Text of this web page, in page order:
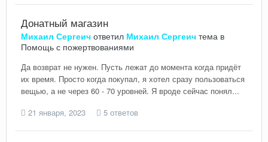
Донатный магазин
Михаил Сергеич ответил Михаил Сергеич тема в
Помощь с пожертвованиями
Да возврат не нужен. Пусть лежат до момента когда придёт
их время. Просто когда покупал, я хотел сразу пользоваться
вещью, а не через 60 - 70 уровней. Я вроде сейчас понял...
21 января, 2023
5 ответов